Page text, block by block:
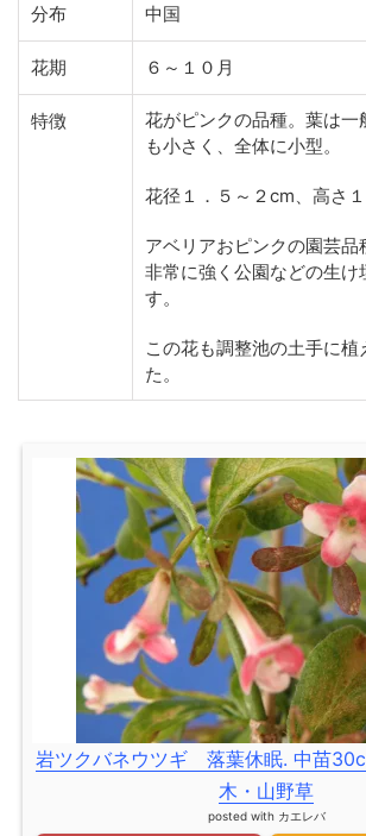
分布 中国
花期 ６～１０月
特徴
花がピンクの品種。葉は一
も小さく、全体に小型。
花径１．５～２cm、高さ１
アベリアおピンクの園芸品
非常に強く公園などの生け
す。
この花も調整池の土手に植
た。
岩ツクバネウツギ 落葉休眠. 中苗
木・山野草
posted with カエレバ